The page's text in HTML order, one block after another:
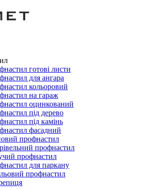
готові листи
для ангара
кольоровий
на гараж
оцинкований
під дерево
під камінь
фасадний
профнастил
профнастил
профнастил
для паркану
профнастил